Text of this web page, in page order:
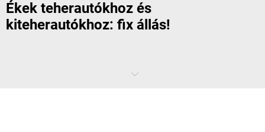
Ékek teherautókhoz és
kiteherautókhoz: fix állás!
Leállítja a motort, behúzza a kéziféket, és a szállítójármű